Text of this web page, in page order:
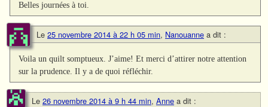
Belles journées à toi.
Le 25 novembre 2014 à 22 h 05 min, Nanouanne a dit :
Voila un quilt somptueux. J’aime! Et merci d’attirer notre attention
sur la prudence. Il y a de quoi réfléchir.
Le 26 novembre 2014 à 9 h 44 min, Anne a dit :